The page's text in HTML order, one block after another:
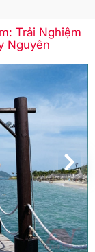
Trải Nghiệm
Nguyên